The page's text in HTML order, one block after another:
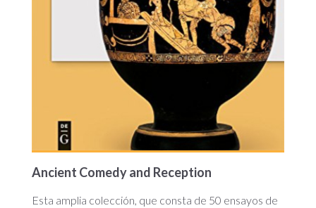
Ancient Comedy and Reception
Esta amplia colección, que consta de 50 ensayos de